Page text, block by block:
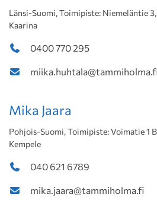
Länsi-Suomi, Toimipiste: Niemeläntie
Kaarina
0400 770 295
Mika Jaara
Pohjois-Suomi, Toimipiste: Voimatie 1
Kempele
040 621 6789
mika.jaara@tammiholma.fi